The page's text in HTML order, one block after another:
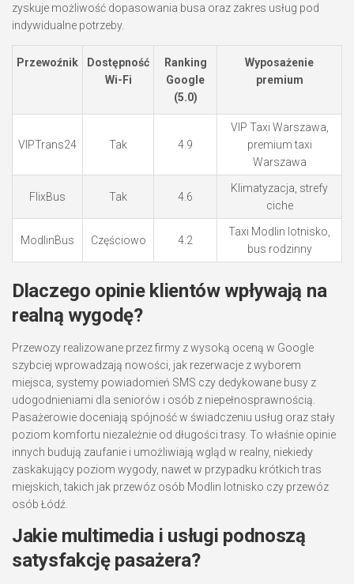
zyskuje możliwość dopasowania busa oraz zakres usług pod
indywidualne potrzeby.
Przewoźnik
Dostępność
Wi-Fi
Ranking
Google
(5.0)
Wyposażenie
premium
VIPTrans24 Tak 4.9
VIP Taxi Warszawa,
premium taxi
Warszawa
FlixBus Tak 4.6
Klimatyzacja, strefy
ciche
ModlinBus Częściowo 4.2
Taxi Modlin lotnisko,
bus rodzinny
Dlaczego opinie klientów wpływają na
realną wygodę?
Przewozy realizowane przez firmy z wysoką oceną w Google
szybciej wprowadzają nowości, jak rezerwacje z wyborem
miejsca, systemy powiadomień SMS czy dedykowane busy z
udogodnieniami dla seniorów i osób z niepełnosprawnością.
Pasażerowie doceniają spójność w świadczeniu usług oraz stały
poziom komfortu niezależnie od długości trasy. To właśnie opinie
innych budują zaufanie i umożliwiają wgląd w realny, niekiedy
zaskakujący poziom wygody, nawet w przypadku krótkich tras
miejskich, takich jak przewóz osób Modlin lotnisko czy przewóz
osób Łódź.
Jakie multimedia i usługi podnoszą
satysfakcję pasażera?